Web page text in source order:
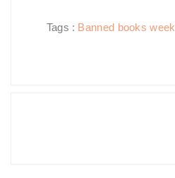
Tags : Banned books week